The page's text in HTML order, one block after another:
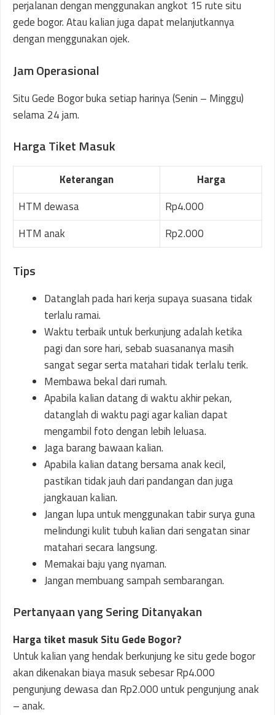
perjalanan dengan menggunakan angkot 15 rute situ
gede bogor. Atau kalian juga dapat melanjutkannya
dengan menggunakan ojek.
Jam Operasional
Situ Gede Bogor buka setiap harinya (Senin – Minggu)
selama 24 jam.
Harga Tiket Masuk
Keterangan
Harga
HTM dewasa
Rp4.000
HTM anak
Rp2.000
Tips
Datanglah pada hari kerja supaya suasana tidak
terlalu ramai.
Waktu terbaik untuk berkunjung adalah ketika
pagi dan sore hari, sebab suasananya masih
sangat segar serta matahari tidak terlalu terik.
Membawa bekal dari rumah.
Apabila kalian datang di waktu akhir pekan,
datanglah di waktu pagi agar kalian dapat
mengambil foto dengan lebih leluasa.
Jaga barang bawaan kalian.
Apabila kalian datang bersama anak kecil,
pastikan tidak jauh dari pandangan dan juga
jangkauan kalian.
Jangan lupa untuk menggunakan tabir surya guna
melindungi kulit tubuh kalian dari sengatan sinar
matahari secara langsung.
Memakai baju yang nyaman.
Jangan membuang sampah sembarangan.
Pertanyaan yang Sering Ditanyakan
Harga tiket masuk Situ Gede Bogor?
Untuk kalian yang hendak berkunjung ke situ gede bogor
akan dikenakan biaya masuk sebesar Rp4.000
pengunjung dewasa dan Rp2.000 untuk pengunjung anak
– anak.